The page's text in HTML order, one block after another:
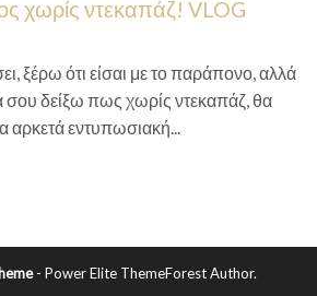
χωρίς ντεκαπάζ! VLOG
ξέρω ότι είσαι με το παράπονο, αλλά
δείξω πως χωρίς ντεκαπάζ, θα
αρκετά εντυπωσιακή...
- Power Elite ThemeForest Author.